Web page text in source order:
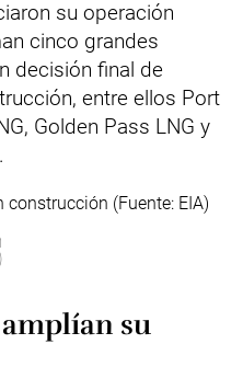
su operación
cinco grandes
decisión final de
entre ellos Port
Golden Pass LNG y
su